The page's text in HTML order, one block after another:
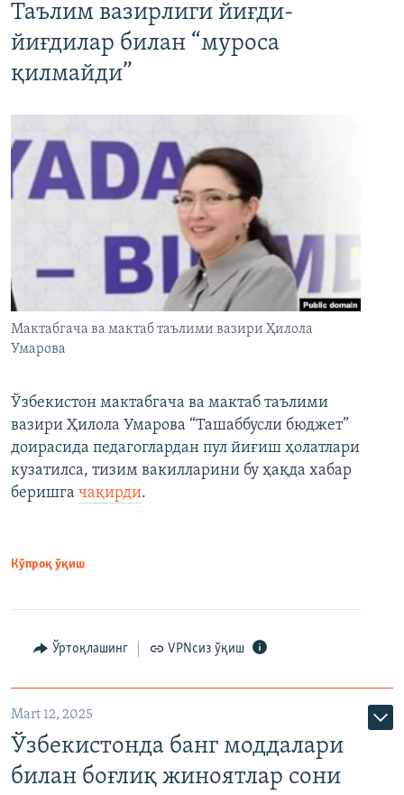
Таълим вазирлиги йиғди-
йиғдилар билан “муроса
қилмайди”
Мактабгача ва мактаб таълими вазири Ҳилола
Умарова
Ўзбекистон мактабгача ва мактаб таълими
вазири Ҳилола Умарова “Ташаббусли бюджет”
доирасида педагоглардан пул йиғиш ҳолатлари
кузатилса, тизим вакилларини бу ҳақда хабар
беришга чақирди.
Кўпроқ ўқиш
Ўртоқлашинг VPNсиз ўқиш
Mart 12, 2025
Ўзбекистонда банг моддалари
билан боғлиқ жиноятлар сони